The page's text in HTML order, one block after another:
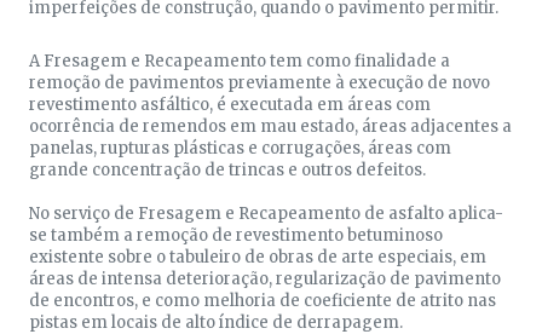
imperfeições de construção, quando o pavimento permitir.
A Fresagem e Recapeamento tem como finalidade a
remoção de pavimentos previamente à execução de novo
revestimento asfáltico, é executada em áreas com
ocorrência de remendos em mau estado, áreas adjacentes a
panelas, rupturas plásticas e corrugações, áreas com
grande concentração de trincas e outros defeitos.
No serviço de Fresagem e Recapeamento de asfalto aplica-
se também a remoção de revestimento betuminoso
existente sobre o tabuleiro de obras de arte especiais, em
áreas de intensa deterioração, regularização de pavimento
de encontros, e como melhoria de coeficiente de atrito nas
pistas em locais de alto índice de derrapagem.